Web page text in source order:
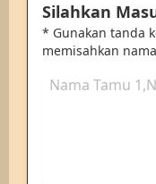
Silahkan
* Gunakan tanda
memisahkan